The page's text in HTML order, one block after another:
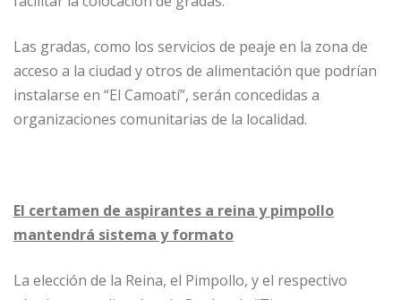
Las gradas, como los servicios de peaje en la zona de
acceso a la ciudad y otros de alimentación que podrían
instalarse en “El Camoatí”, serán concedidas a
organizaciones comunitarias de la localidad.
El certamen de aspirantes a reina y pimpollo
mantendrá sistema y formato
La elección de la Reina, el Pimpollo, y el respectivo